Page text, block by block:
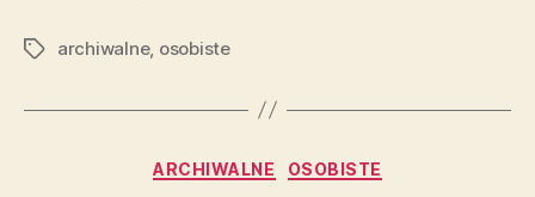
Tagiarchiwalne, osobiste
Kategorie
ARCHIWALNE OSOBISTE